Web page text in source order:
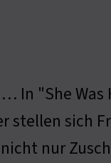
In "She Was
stellen sich
nur